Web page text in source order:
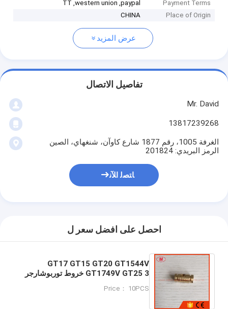
Payment Terms
TT ,western union ,paypal
Place of Origin
CHINA
عرض المزيد
تفاصيل الاتصال
Mr. David
13817239268
الغرفة 1005، رقم 1877 شارع كاوآن، شنغهاي، الصين
الرمز البريدي: 201824
ﺎﺘﺼﻟ ﺍﻶﻧ
احصل على افضل سعر ل
GT17 GT15 GT20 GT1544V
GT1749V GT25 3 خروط توربوشارجر
الإصلاح 7.9mm
Price： 10PCS